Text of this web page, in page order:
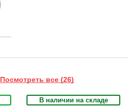
Посмотреть все (26)
В наличии на складе